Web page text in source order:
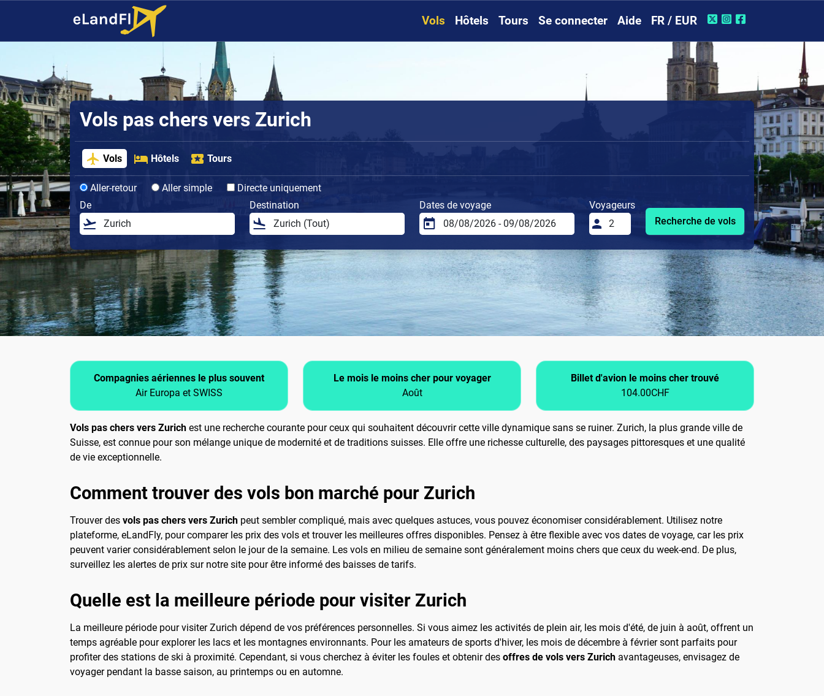
Vols Hôtels Tours Se connecter Aide FR / EUR
Vols pas chers vers Zurich
Vols Hôtels Tours
Aller-retour Aller simple
Directe uniquement
De
Destination Dates de voyage
Voyageurs
Recherche de vols
Compagnies aériennes le plus souvent
Air Europa et SWISS
Le mois le moins cher pour voyager
Août
Billet d'avion le moins cher trouvé
104.00CHF
Vols pas chers vers Zurich est une recherche courante pour ceux qui souhaitent découvrir cette ville dynamique sans se ruiner. Zurich, la plus grande ville de
Suisse, est connue pour son mélange unique de modernité et de traditions suisses. Elle offre une richesse culturelle, des paysages pittoresques et une qualité
de vie exceptionnelle.
Comment trouver des vols bon marché pour Zurich
Trouver des vols pas chers vers Zurich peut sembler compliqué, mais avec quelques astuces, vous pouvez économiser considérablement. Utilisez notre
plateforme, eLandFly, pour comparer les prix des vols et trouver les meilleures offres disponibles. Pensez à être flexible avec vos dates de voyage, car les prix
peuvent varier considérablement selon le jour de la semaine. Les vols en milieu de semaine sont généralement moins chers que ceux du week-end. De plus,
surveillez les alertes de prix sur notre site pour être informé des baisses de tarifs.
Quelle est la meilleure période pour visiter Zurich
La meilleure période pour visiter Zurich dépend de vos préférences personnelles. Si vous aimez les activités de plein air, les mois d'été, de juin à août, offrent un
temps agréable pour explorer les lacs et les montagnes environnants. Pour les amateurs de sports d'hiver, les mois de décembre à février sont parfaits pour
profiter des stations de ski à proximité. Cependant, si vous cherchez à éviter les foules et obtenir des offres de vols vers Zurich avantageuses, envisagez de
voyager pendant la basse saison, au printemps ou en automne.